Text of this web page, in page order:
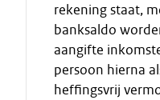
rekening staat,
banksaldo
aangifte
persoon hierna
heffingsvrij